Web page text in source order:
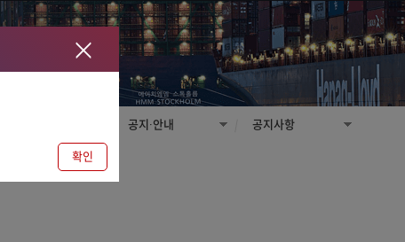
공지·안내 공지사항
Close
확인